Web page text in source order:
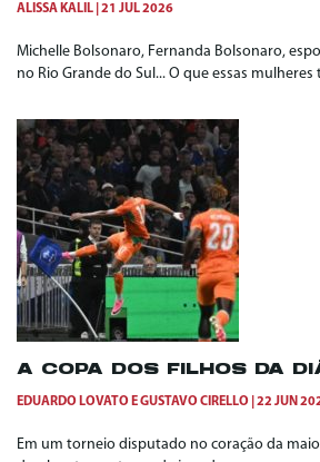
ALISSA KALIL 21 JUL 2026
Michelle Bolsonaro, Fernanda Bolsonaro,
no Rio Grande do Sul... O que essas
A COPA DOS FILHOS DA
EDUARDO LOVATO EGUSTAVO CIRELLO 22 JUN
Em um torneio disputado no coração da